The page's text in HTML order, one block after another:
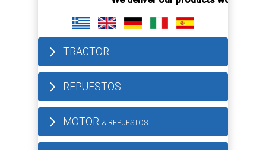
TRACTOR
REPUESTOS
MOTOR & REPUESTOS